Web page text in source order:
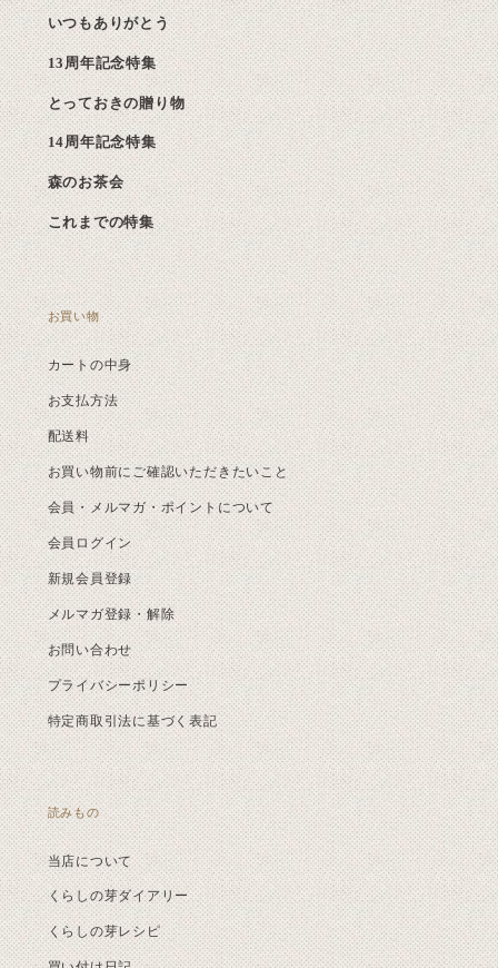
いつもありがとう
13周年記念特集
とっておきの贈り物
14周年記念特集
森のお茶会
これまでの特集
お買い物
カートの中身
お支払方法
配送料
お買い物前にご確認いただきたいこと
会員・メルマガ・ポイントについて
会員ログイン
新規会員登録
メルマガ登録・解除
お問い合わせ
プライバシーポリシー
特定商取引法に基づく表記
読みもの
当店について
くらしの芽ダイアリー
くらしの芽レシピ